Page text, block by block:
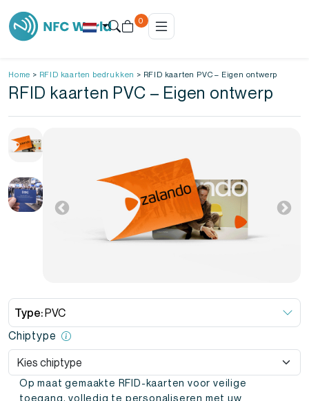
0
Home > RFID kaarten bedrukken > RFID kaarten PVC – Eigen ontwerp
RFID kaarten PVC – Eigen ontwerp
Type:PVC
Chiptype
Op maat gemaakte RFID-kaarten voor veilige
toegang, volledig te personaliseren met uw